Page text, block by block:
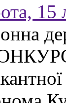
15